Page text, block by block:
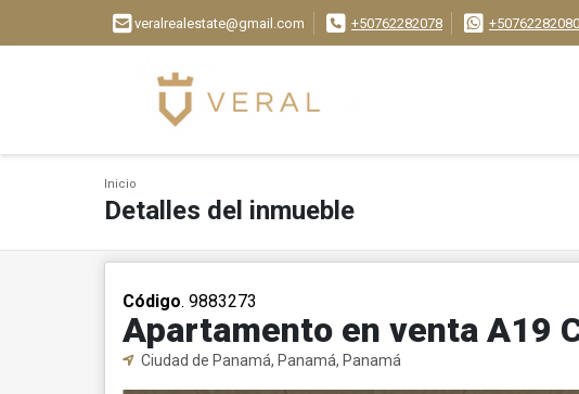
veralrealestate@gmail.com +50762282078 +50762282080
Inicio
Detalles del inmueble
Código. 9883273
Apartamento en venta A19
Ciudad de Panamá, Panamá, Panamá